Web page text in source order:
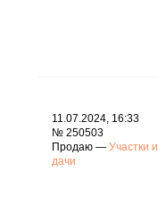
11.07.2024, 16:33
№ 250503
Продаю — Участки и
дачи